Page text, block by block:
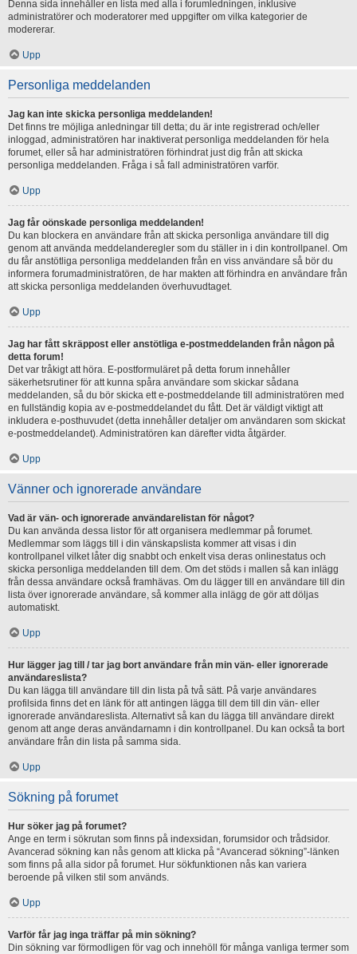
Denna sida innehåller en lista med alla i forumledningen, inklusive
administratörer och moderatorer med uppgifter om vilka kategorier de
modererar.
Upp
Personliga meddelanden
Jag kan inte skicka personliga meddelanden!
Det finns tre möjliga anledningar till detta; du är inte registrerad och/eller
inloggad, administratören har inaktiverat personliga meddelanden för hela
forumet, eller så har administratören förhindrat just dig från att skicka
personliga meddelanden. Fråga i så fall administratören varför.
Upp
Jag får oönskade personliga meddelanden!
Du kan blockera en användare från att skicka personliga användare till dig
genom att använda meddelanderegler som du ställer in i din kontrollpanel. Om
du får anstötliga personliga meddelanden från en viss användare så bör du
informera forumadministratören, de har makten att förhindra en användare från
att skicka personliga meddelanden överhuvudtaget.
Upp
Jag har fått skräppost eller anstötliga e-postmeddelanden från någon på
detta forum!
Det var tråkigt att höra. E-postformuläret på detta forum innehåller
säkerhetsrutiner för att kunna spåra användare som skickar sådana
meddelanden, så du bör skicka ett e-postmeddelande till administratören med
en fullständig kopia av e-postmeddelandet du fått. Det är väldigt viktigt att
inkludera e-posthuvudet (detta innehåller detaljer om användaren som skickat
e-postmeddelandet). Administratören kan därefter vidta åtgärder.
Upp
Vänner och ignorerade användare
Vad är vän- och ignorerade användarelistan för något?
Du kan använda dessa listor för att organisera medlemmar på forumet.
Medlemmar som läggs till i din vänskapslista kommer att visas i din
kontrollpanel vilket låter dig snabbt och enkelt visa deras onlinestatus och
skicka personliga meddelanden till dem. Om det stöds i mallen så kan inlägg
från dessa användare också framhävas. Om du lägger till en användare till din
lista över ignorerade användare, så kommer alla inlägg de gör att döljas
automatiskt.
Upp
Hur lägger jag till / tar jag bort användare från min vän- eller ignorerade
användareslista?
Du kan lägga till användare till din lista på två sätt. På varje användares
profilsida finns det en länk för att antingen lägga till dem till din vän- eller
ignorerade användareslista. Alternativt så kan du lägga till användare direkt
genom att ange deras användarnamn i din kontrollpanel. Du kan också ta bort
användare från din lista på samma sida.
Upp
Sökning på forumet
Hur söker jag på forumet?
Ange en term i sökrutan som finns på indexsidan, forumsidor och trådsidor.
Avancerad sökning kan nås genom att klicka på “Avancerad sökning”-länken
som finns på alla sidor på forumet. Hur sökfunktionen nås kan variera
beroende på vilken stil som används.
Upp
Varför får jag inga träffar på min sökning?
Din sökning var förmodligen för vag och innehöll för många vanliga termer som